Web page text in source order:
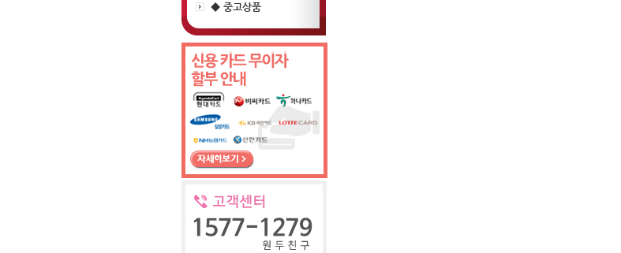
◆ 중고상품